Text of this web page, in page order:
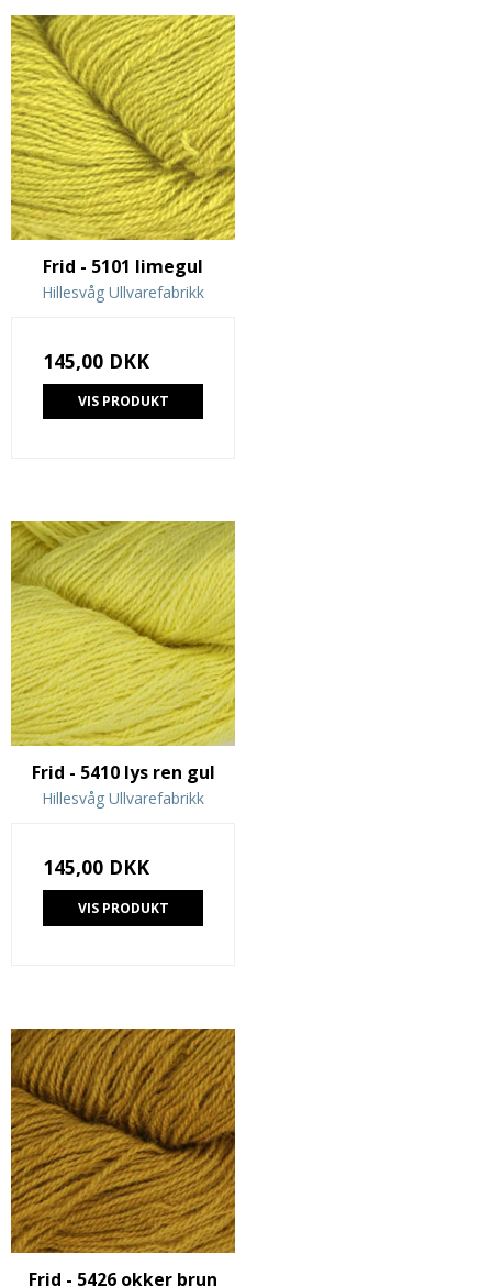
Frid - 5101 limegul
Hillesvåg Ullvarefabrikk
145,00 DKK
VIS PRODUKT
Frid - 5410 lys ren gul
Hillesvåg Ullvarefabrikk
145,00 DKK
VIS PRODUKT
Frid - 5426 okker brun